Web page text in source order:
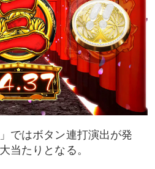
ではボタン連打演出が発
当たりとなる。